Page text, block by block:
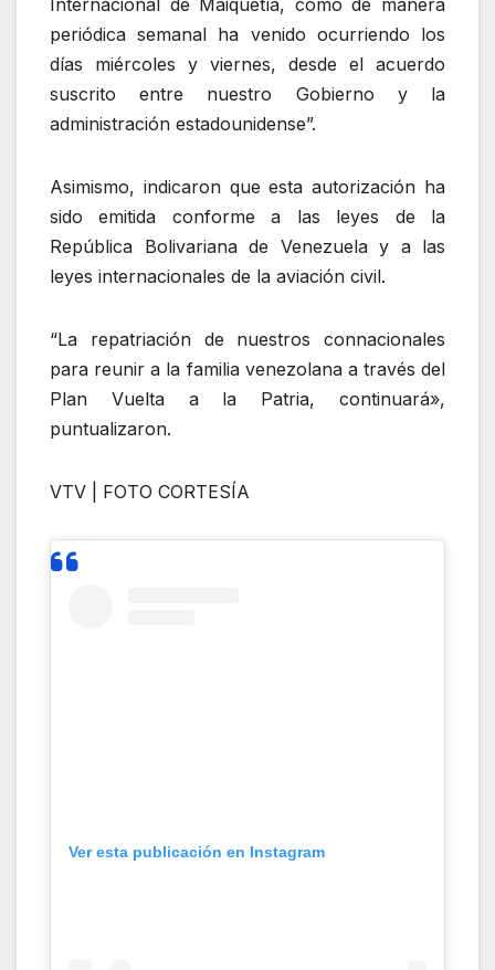
periódica semanal ha venido ocurriendo los
días miércoles y viernes, desde el acuerdo
suscrito entre nuestro Gobierno y la
administración estadounidense”.
Asimismo, indicaron que esta autorización ha
sido emitida conforme a las leyes de la
República Bolivariana de Venezuela y a las
leyes internacionales de la aviación civil.
“La repatriación de nuestros connacionales
para reunir a la familia venezolana a través del
Plan Vuelta a la Patria, continuará»,
puntualizaron.
VTV | FOTO CORTESÍA
Ver esta publicación en Instagram